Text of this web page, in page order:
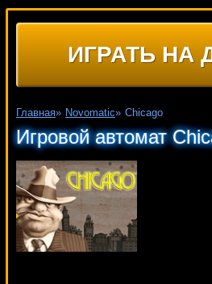
ИГРАТЬ НА
Главная» Novomatic» Chicago
Игровой автомат